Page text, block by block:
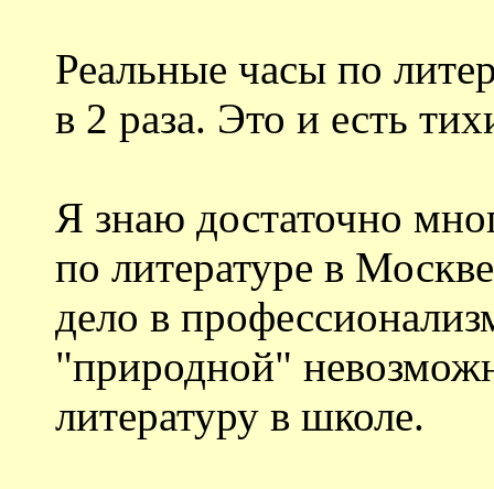
Реальные часы по
в 2 раза. Это и есть
Я знаю достаточно
по литературе в
дело в
"природной"
литературу в школе.